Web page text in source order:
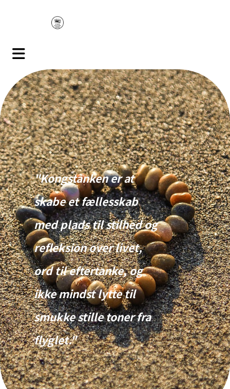
"Kongstanken er at
skabe et fællesskab
med plads til stilhed og
refleksion over livet,
ord til eftertanke, og
ikke mindst lytte til
smukke stille toner fra
flyglet."